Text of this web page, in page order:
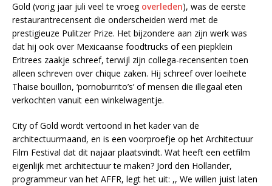
Gold (vorig jaar juli veel te vroeg overleden), was de eerste
restaurantrecensent die onderscheiden werd met de
prestigieuze Pulitzer Prize. Het bijzondere aan zijn werk was
dat hij ook over Mexicaanse foodtrucks of een piepklein
Eritrees zaakje schreef, terwijl zijn collega-recensenten toen
alleen schreven over chique zaken. Hij schreef over loeihete
Thaise bouillon, ‘pornoburrito’s’ of mensen die illegaal eten
verkochten vanuit een winkelwagentje.
City of Gold wordt vertoond in het kader van de
architectuurmaand, en is een voorproefje op het Architectuur
Film Festival dat dit najaar plaatsvindt. Wat heeft een eetfilm
eigenlijk met architectuur te maken? Jord den Hollander,
programmeur van het AFFR, legt het uit: ,, We willen juist laten